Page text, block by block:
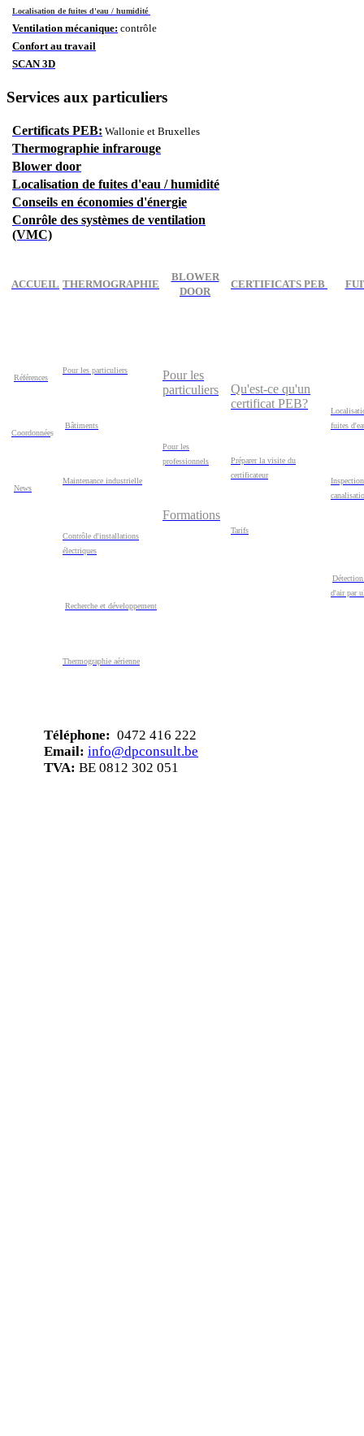
Localisation de fuites d'eau / humidité
Ventilation mécanique: contrôle
Confort au travail
SCAN 3D
Services aux particuliers
Certificats PEB: Wallonie et Bruxelles
Thermographie infrarouge
Blower door
Localisation de fuites d'eau / humidité
Conseils en économies d'énergie
Conrôle des systèmes de ventilation
(VMC)
ACCUEIL THERMOGRAPHIE
BLOWER
DOOR
CERTIFICATS PEB
Références
Coordonnées
News
Pour les particuliers
Bâtiments
Maintenance industrielle
Contrôle d'installations
électriques
Recherche et développement
Thermographie aérienne
Pour les
particuliers
Pour les
professionnels
Formations
Qu'est-ce qu'un
certificat PEB?
Préparer la visite du
certificateur
Tarifs
fuites
d'air par
Téléphone: 0472 416 222
Email: info@dpconsult.be
TVA: BE 0812 302 051